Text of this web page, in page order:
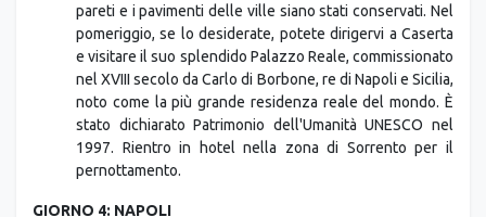
pomeriggio, se lo desiderate, potete dirigervi a Caserta
e visitare il suo splendido Palazzo Reale, commissionato
nel XVIII secolo da Carlo di Borbone, re di Napoli e Sicilia,
noto come la più grande residenza reale del mondo. È
stato dichiarato Patrimonio dell'Umanità UNESCO nel
1997. Rientro in hotel nella zona di Sorrento per il
pernottamento.
Colazione in hotel. Oggi potete scegliere di rilassarvi